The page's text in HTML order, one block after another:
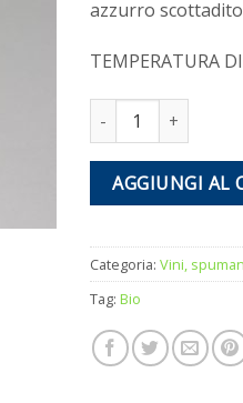
azzurro
TEMPERATURA
Vino Le Rose di
AGGIUNGI AL
Categoria: Vini,
Tag: Bio